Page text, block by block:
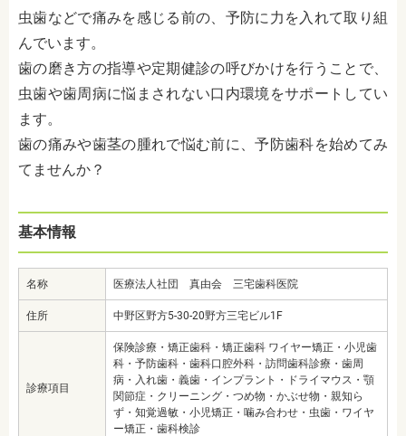
虫歯などで痛みを感じる前の、予防に力を入れて取り組
んでいます。
歯の磨き方の指導や定期健診の呼びかけを行うことで、
虫歯や歯周病に悩まされない口内環境をサポートしてい
ます。
歯の痛みや歯茎の腫れで悩む前に、予防歯科を始めてみ
てませんか？
基本情報
名称 医療法人社団 真由会 三宅歯科医院
住所 中野区野方5-30-20野方三宅ビル1F
診療項目
保険診療・矯正歯科・矯正歯科 ワイヤー矯正・小児歯
科・予防歯科・歯科口腔外科・訪問歯科診療・歯周
病・入れ歯・義歯・インプラント・ドライマウス・顎
関節症・クリーニング・つめ物・かぶせ物・親知ら
ず・知覚過敏・小児矯正・噛み合わせ・虫歯・ワイヤ
ー矯正・歯科検診